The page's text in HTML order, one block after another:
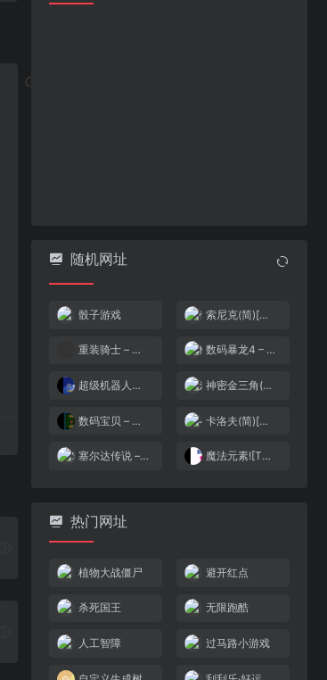
随机网址
骰子游戏 索尼克(简)[游戏天地](US)[ACT](6Mb)
重装骑士 – 闪光英雄的诞生[盗版&Maxzhou88][简](JP)(256Mb) 数码暴龙4 – 水晶版(简)[外星科技](CN)[RPG](8Mb)
超级机器人大战R[星组](v1.2+)(简)(JP)(68.92Mb) 神密金三角(繁)[外星科技](JP)[RPG](1Mb)
数码宝贝 – 战魂[烈火宝龙](v20061002)(简)(US)(32Mb) 卡洛夫(简)[高伟](JP)[STG](2Mb)
塞尔达传说 – 三神之力(简)[外星科技](CN)[RPG](16Mb) 魔法元素![TGB](简)(JP)(32Mb)
热门网址
植物大战僵尸 避开红点
杀死国王 无限跑酷
人工智障 过马路小游戏